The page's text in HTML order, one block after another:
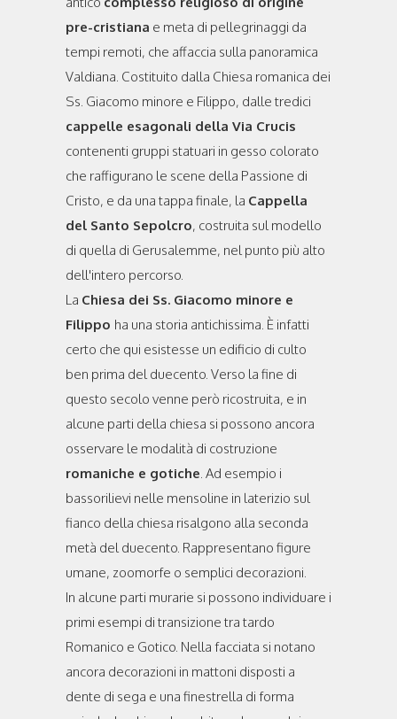
pre-cristiana e meta di pellegrinaggi da
tempi remoti, che affaccia sulla panoramica
Valdiana. Costituito dalla Chiesa romanica dei
Ss. Giacomo minore e Filippo, dalle tredici
cappelle esagonali della Via Crucis
contenenti gruppi statuari in gesso colorato
che raffigurano le scene della Passione di
Cristo, e da una tappa finale, la Cappella
del Santo Sepolcro, costruita sul modello
di quella di Gerusalemme, nel punto più alto
dell'intero percorso.
La Chiesa dei Ss. Giacomo minore e
Filippo ha una storia antichissima. È infatti
certo che qui esistesse un edificio di culto
ben prima del duecento. Verso la fine di
questo secolo venne però ricostruita, e in
alcune parti della chiesa si possono ancora
osservare le modalità di costruzione
romaniche e gotiche. Ad esempio i
bassorilievi nelle mensoline in laterizio sul
fianco della chiesa risalgono alla seconda
metà del duecento. Rappresentano figure
umane, zoomorfe o semplici decorazioni.
In alcune parti murarie si possono individuare i
primi esempi di transizione tra tardo
Romanico e Gotico. Nella facciata si notano
ancora decorazioni in mattoni disposti a
dente di sega e una finestrella di forma